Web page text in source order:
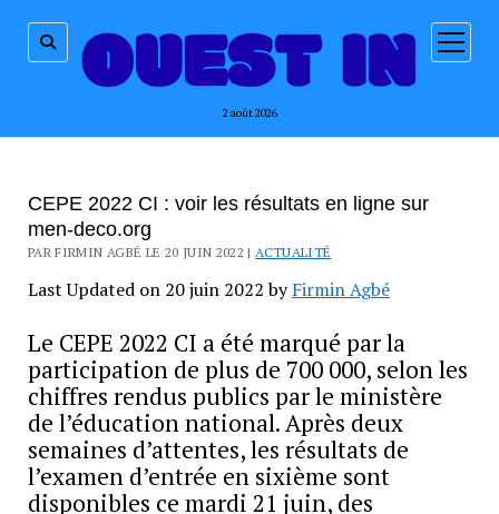
2 août 2026
ouvrir
menu
CEPE 2022 CI : voir les résultats en ligne sur
men-deco.org
PAR FIRMIN AGBÉ LE 20 JUIN 2022 | ACTUALITÉ
Last Updated on 20 juin 2022 byFirmin Agbé
Le CEPE 2022 CI a été marqué par la
participation de plus de 700 000, selon les
chiffres rendus publics par le ministère
de l’éducation national. Après deux
semaines d’attentes, les résultats de
l’examen d’entrée en sixième sont
disponibles ce mardi 21 juin, des